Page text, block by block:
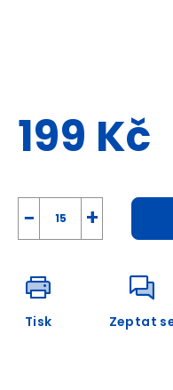
199 Kč
cena:
+
−
Tisk Zeptat